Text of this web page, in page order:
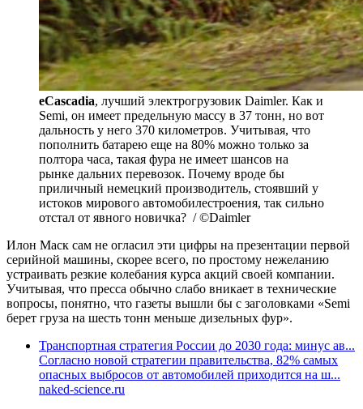
eCascadia, лучший электрогрузовик Daimler. Как и
Semi, он имеет предельную массу в 37 тонн, но вот
дальность у него 370 километров. Учитывая, что
пополнить батарею еще на 80% можно только за
полтора часа, такая фура не имеет шансов на
рынке дальних перевозок. Почему вроде бы
приличный немецкий производитель, стоявший у
истоков мирового автомобилестроения, так сильно
отстал от явного новичка? / ©Daimler
Илон Маск сам не огласил эти цифры на презентации первой
серийной машины, скорее всего, по простому нежеланию
устраивать резкие колебания курса акций своей компании.
Учитывая, что пресса обычно слабо вникает в технические
вопросы, понятно, что газеты вышли бы с заголовками «Semi
берет груза на шесть тонн меньше дизельных фур».
Транспортная стратегия России до 2030 года: минус ав...
Согласно новой стратегии правительства, 82% самых
опасных выбросов от автомобилей приходится на ш...
naked-science.ru